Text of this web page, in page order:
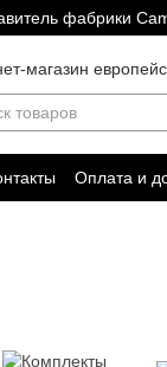
фабрики
магазин
Оплата и